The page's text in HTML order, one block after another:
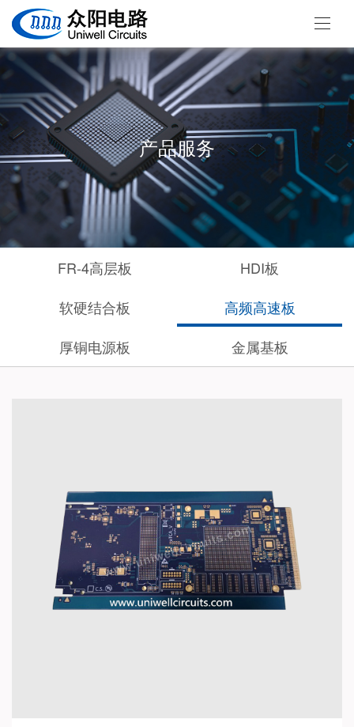
产品服务
FR-4高层板
HDI板
软硬结合板
高频高速板
厚铜电源板
金属基板